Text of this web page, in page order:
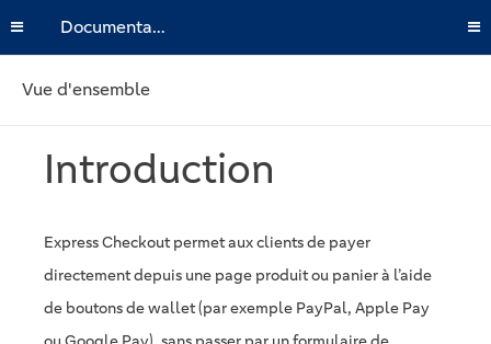
Documentation
Vue d'ensemble
Introduction
Express Checkout permet aux clients de payer
directement depuis une page produit ou panier à l’aide
de boutons de wallet (par exemple PayPal, Apple Pay